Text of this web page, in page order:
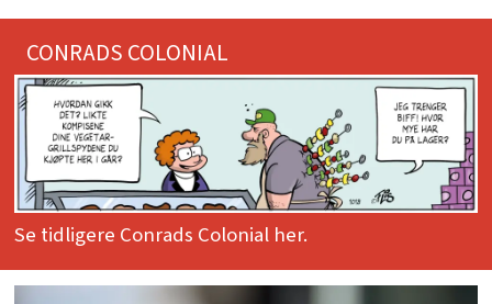
CONRADS COLONIAL
Se tidligere Conrads Colonial her.